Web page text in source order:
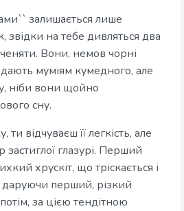
залишається лише
звідки на тебе дивляться два
Вони, немов чорні
муміям кумедного, але
ніби вони щойно
сну.
відчуваєш її легкість, але
застиглої глазурі. Перший
хрускіт, що тріскається і
даруючи перший, різкий
за цією тендітною